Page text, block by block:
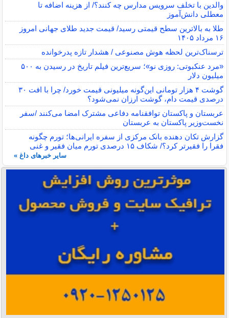
والدین با تخلف سرویس مدارس چه کنند؟/ از هزینه اضافه تا
معطلی دانش‌آموز
طلا به بالاترین سطح قیمتی رسید/ قیمت جدید طلای جهانی امروز
۱۶ مرداد ۱۴۰۵
ترسناک‌ترین لحظه هوش مصنوعی / هشدار تازه پدرخوانده
«مرد عنکبوتی: روزی نو»؛ سریع‌ترین فیلم تاریخ در رسیدن به ۵۰۰
میلیون دلار
گوشت ۴ هزار تومانی این‌گونه میلیونی قیمت خورد/ چرا با افت ۳۰
درصدی قیمت دام، گوشت ارزان نمی‌شود؟
عربستان و پاکستان توافقنامه دفاعی مشترک امضا می‌کنند /سفر
نخست‌وزیر پاکستان به عربستان
گزارش تکان‌ دهنده بانک مرکزی از سفره ایرانی‌ها؛ تورم چگونه
فقرا را فقیرتر کرد؟/ شکاف ۱۵ درصدی تورم میان فقیر و غنی
سایر خبرهای داغ »